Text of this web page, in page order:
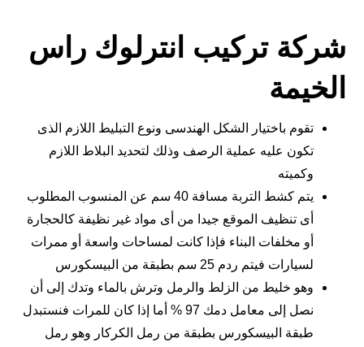
شركة تركيب انترلوك راس
الخيمة
تقوم باختيار الشكل الهندسى ونوع التبليط اللازم الذى
تكون عليه عملية الرصف وذلك لتحديد البلاط اللازم
وكميته
يتم كشط التربة مسافة 40 سم عن المنسوب المطلوب
أى تنظيف الموقع جيدا من أى مواد غير نظيفة كالحجارة
أو مخلفات البناء فإذا كانت لمساحات واسعة أو ممرات
لسيارات فيتم ردم 25 سم بطبقة من البيسكورس
وهو خليط من الزلط والرمل وترش بالماء وتدك إلى أن
نصل إلى معامل دمك 97 % أما إذا كان للمرات فنستبدل
طبقة البيسكورس بطبقة من رمل الكركار وهو رمل